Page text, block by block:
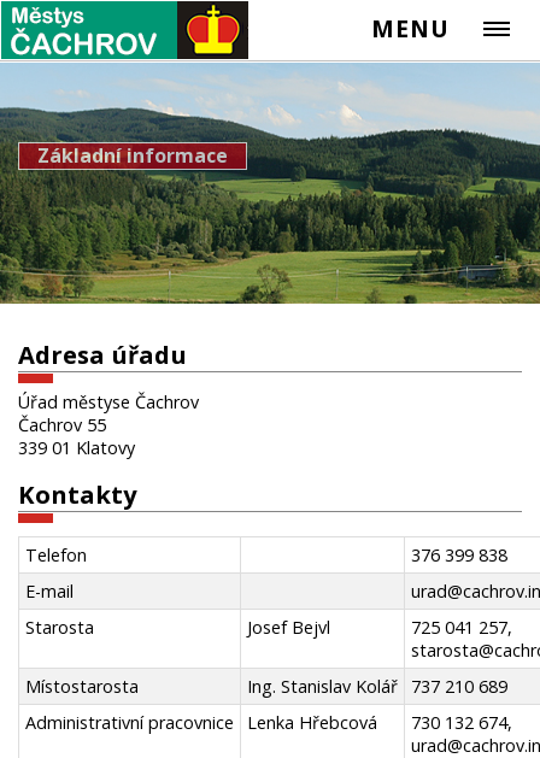
MENU
Základní informace
Adresa úřadu
Úřad městyse Čachrov
Čachrov 55
339 01 Klatovy
Kontakty
Telefon
376 399 838
E-mail
Starosta
Josef Bejvl
725 041 257,
Místostarosta
Ing. Stanislav Kolář
737 210 689
Administrativní pracovnice
Lenka Hřebcová
730 132 674,